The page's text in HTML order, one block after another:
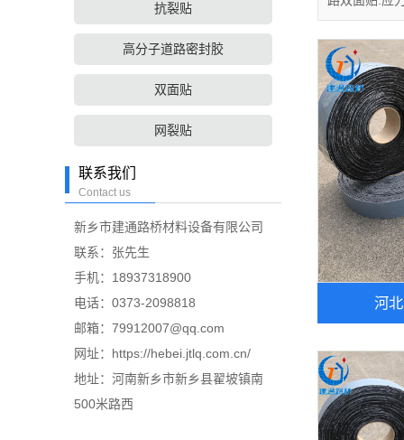
抗裂贴
高分子道路密封胶
双面贴
网裂贴
联系我们
Contact us
新乡市建通路桥材料设备有限公司
联系：张先生
手机：18937318900
电话：0373-2098818
邮箱：79912007@qq.com
网址：https://hebei.jtlq.com.cn/
地址：河南新乡市新乡县翟坡镇南
500米路西
河